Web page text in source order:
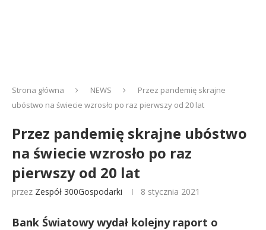
Strona główna NEWS
Przez pandemię skrajne
ubóstwo na świecie wzrosło po raz pierwszy od 20 lat
Przez pandemię skrajne ubóstwo
na świecie wzrosło po raz
pierwszy od 20 lat
przez Zespół 300Gospodarki 8 stycznia 2021
Bank Światowy wydał kolejny raport o